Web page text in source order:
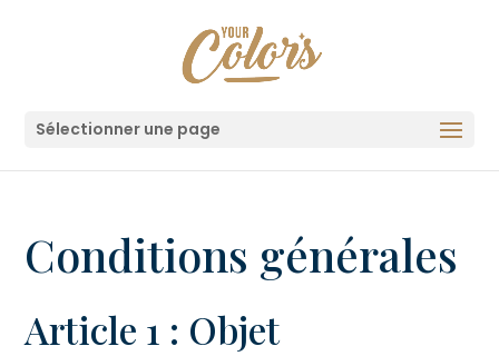
Sélectionner une page
Conditions générales
Article 1 : Objet